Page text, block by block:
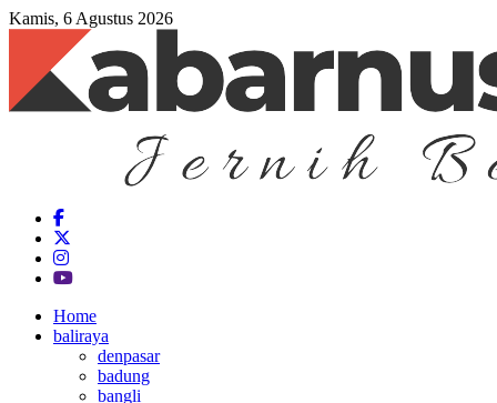
Kamis, 6 Agustus 2026
Home
baliraya
denpasar
badung
bangli